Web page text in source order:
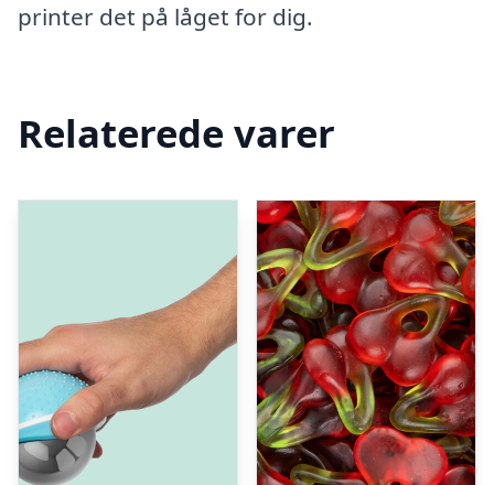
printer det på låget for dig.
Relaterede varer